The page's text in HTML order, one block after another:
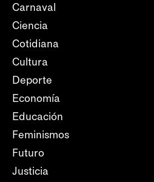
Carnaval
Ciencia
Cotidiana
Cultura
Deporte
Economía
Educación
Feminismos
Futuro
Justicia